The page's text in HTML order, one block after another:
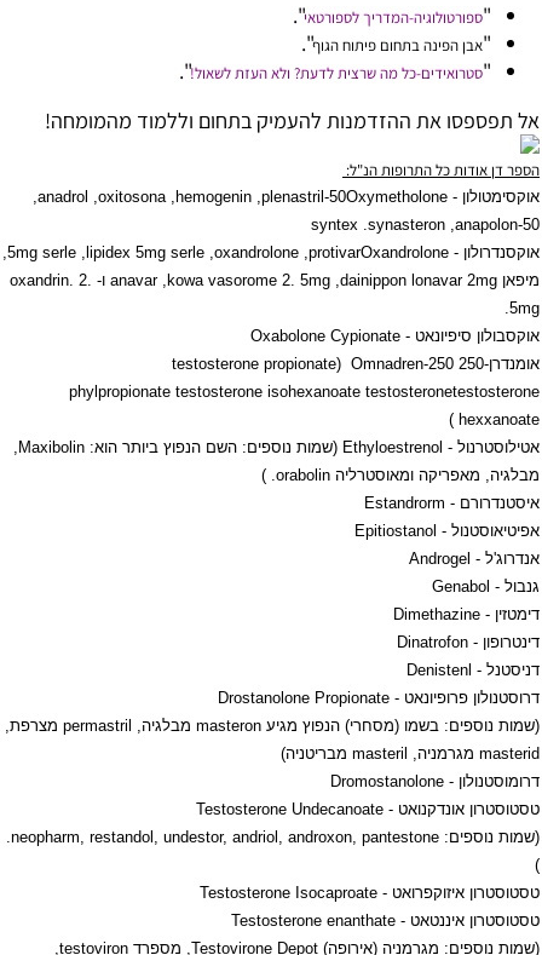
"ספורטולוגיה-המדריך לספורטאי".
"אבן הפינה בתחום פיתוח הגוף".
"סטרואידים-כל מה שרצית לדעת? ולא העזת לשאול!".
אל תפספסו את ההזדמנות להעמיק בתחום וללמוד מהמומחה!
הספר דן אודות כל התרופות הנ"ל:
אוקסימטולון - Oxymetholone
plenastril-50
,
hemogenin
,
oxitosona
,
anadrol
,
anapolon-50
,
synasteron
.
syntex
אוקסנדרולון - Oxandrolone
protivar
,
oxandrolone
,
lipidex 5mg serle
,
5mg serle
,
מיפאן dainippon lonavar 2mg
,
kowa vasorome 2. 5mg
,
anavar ו- oxandrin. 2.
5mg
.
אוקסבולון סיפיונאט - Oxabolone Cypionate
אומנדרן-250
Omnadren-250
(
testosterone propionate
testosterone
phylpropionate testosterone isohexanoate testosterone
hexxanoate
)
אטילוסטרנול - Ethyloestrenol (שמות נוספים: השם הנפוץ ביותר הוא: Maxibolin
,
מבלגיה, מאפריקה ומאוסטרליה orabolin
. )
איסטנדרורם - Estandrorm
אפיטיאוסטנול - Epitiostanol
אנדרוג'ל - Androgel
גנבול - Genabol
דימטזין - Dimethazine
דינטרופון - Dinatrofon
דניסטנל - Denistenl
דרוסטנולון פרופיונאט - Drostanolone Propionate
(שמות נוספים: בשמו (מסחרי) הנפוץ מגיע masteron מבלגיה, permastril מצרפת,
masterid מגרמניה, masteril מבריטניה)
דרומוסטנולון - Dromostanolone
טסטוסטרון אונדקנואט - Testosterone Undecanoate
(שמות נוספים: neopharm, restandol, undestor, andriol, androxon, pantestone
.
)
טסטוסטרון איזוקפרואט - Testosterone Isocaproate
טסטוסטרון איננטאט - Testosterone enanthate
(שמות נוספים: מגרמניה (אירופה) Testovirone Depot, מספרד testoviron
,